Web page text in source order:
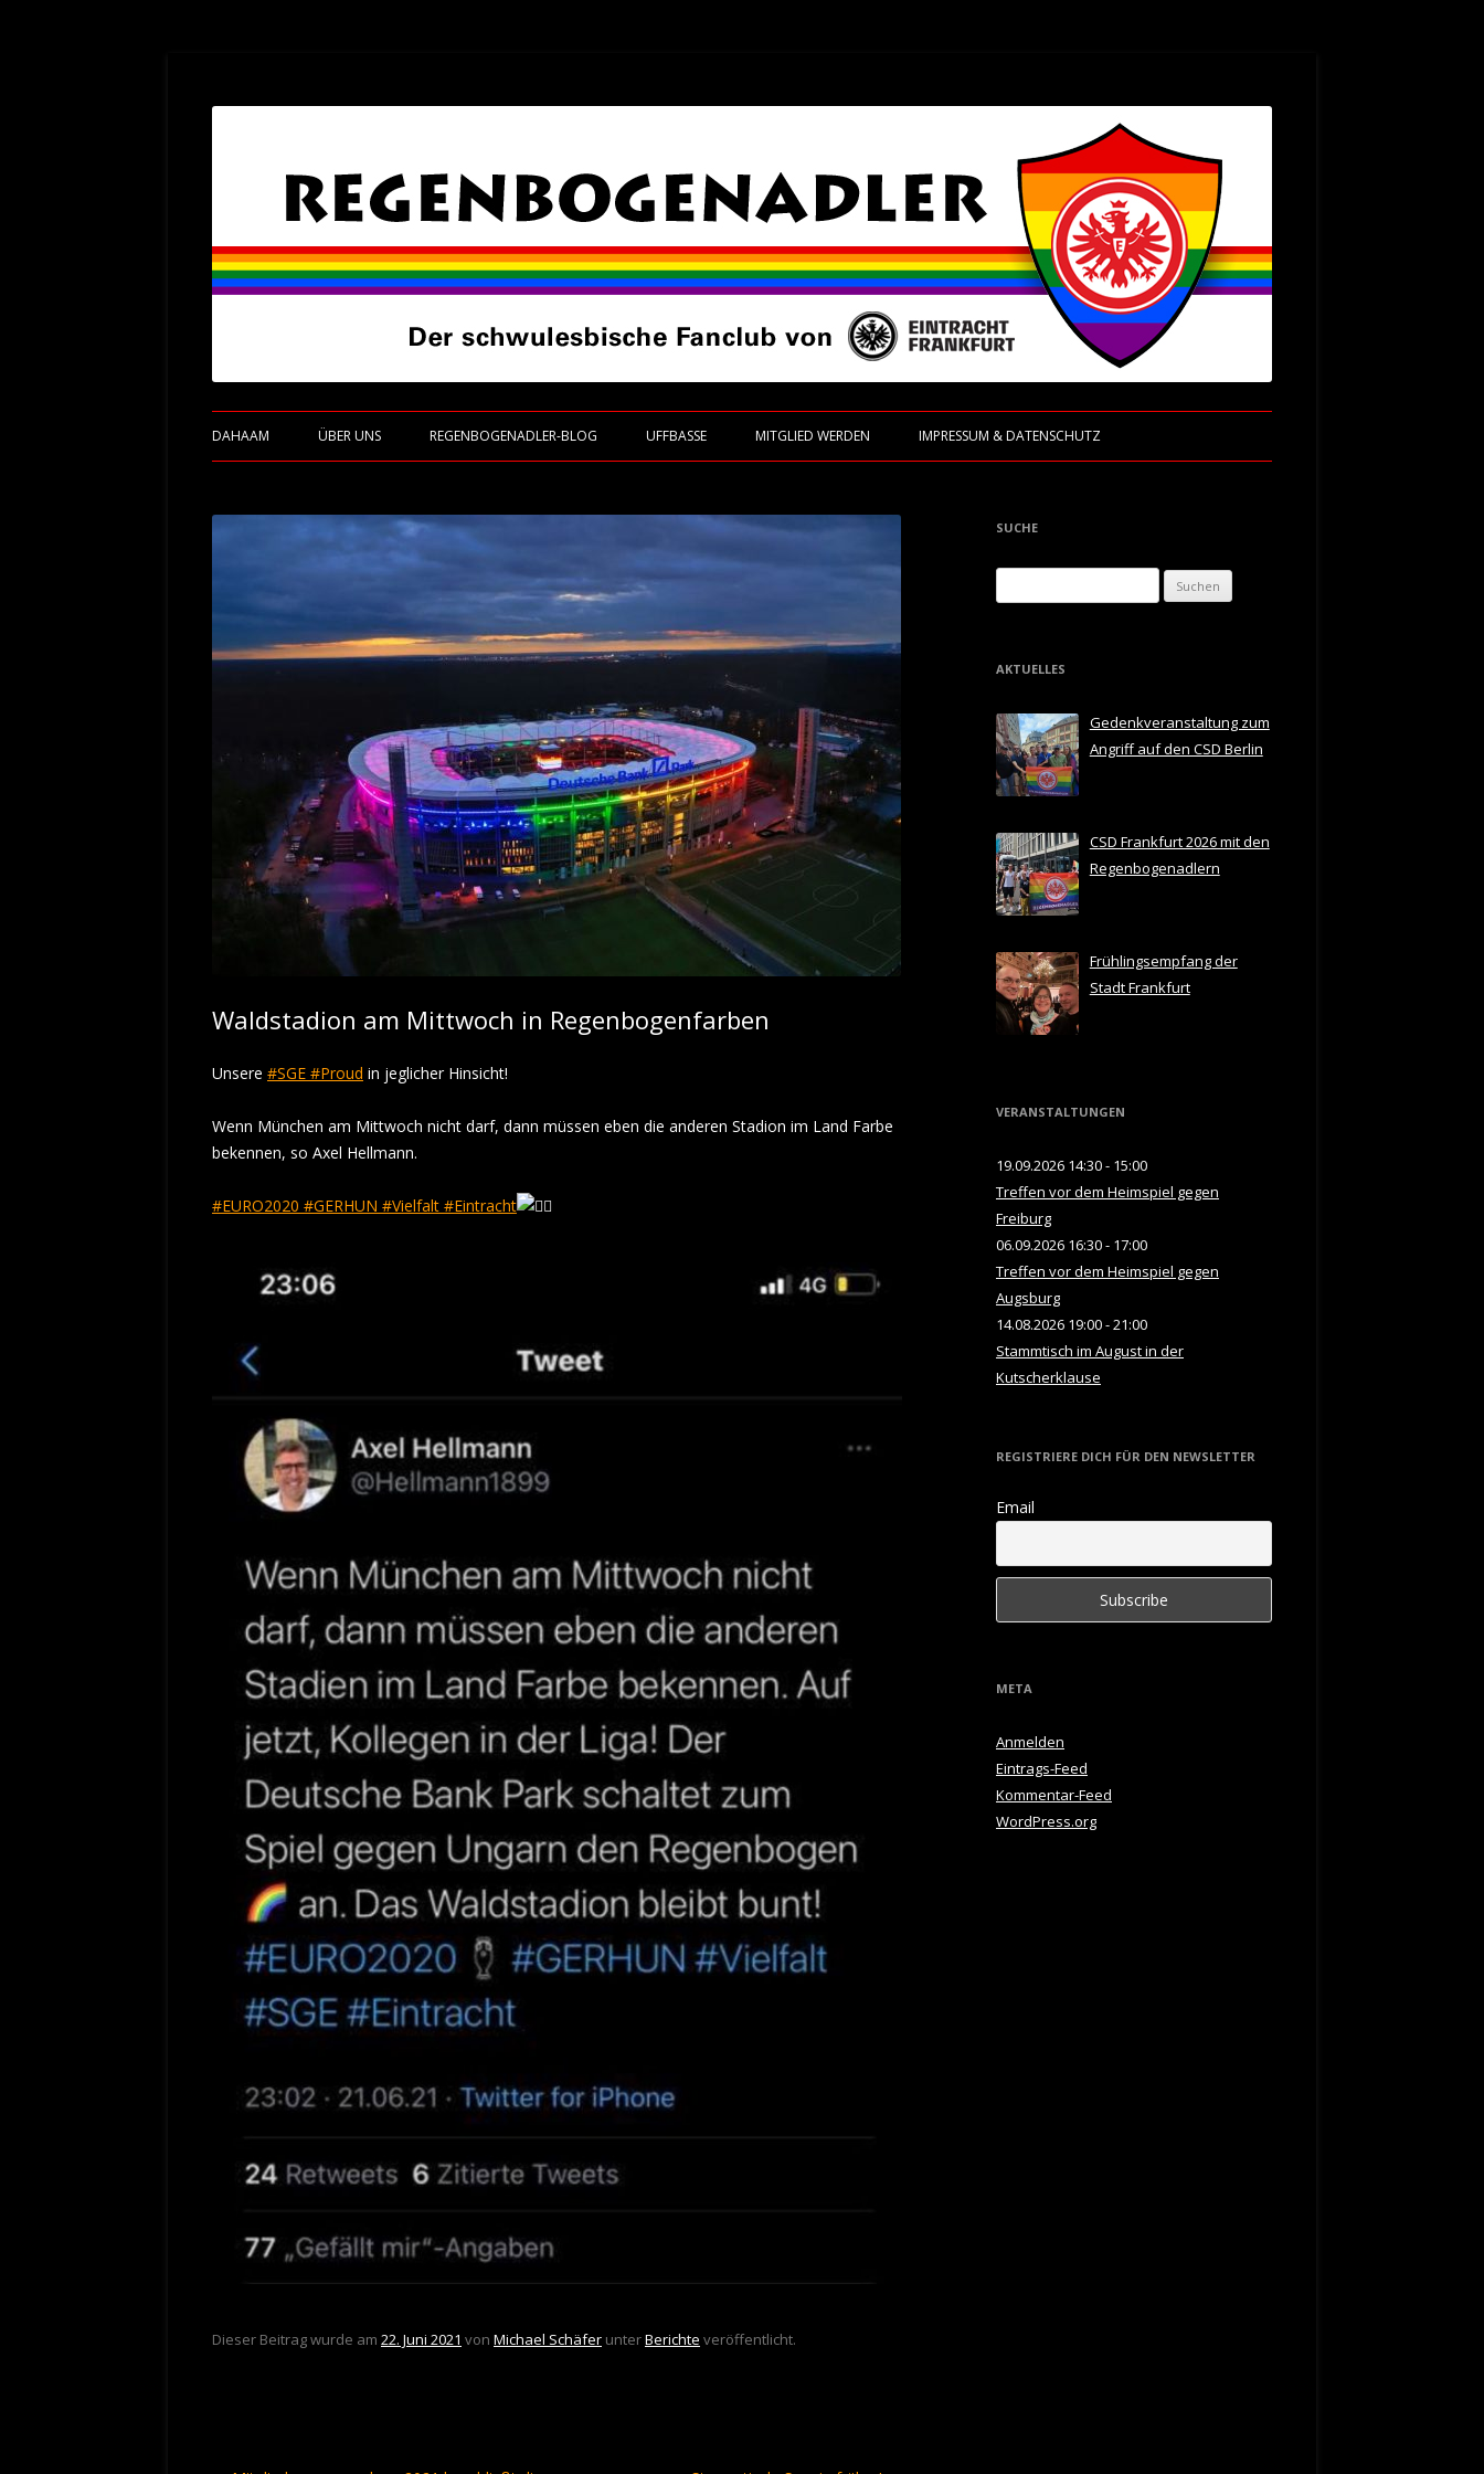
Regenbogenadler
Zum Inhalt springen
DAHAAM ÜBER UNS REGENBOGENADLER-BLOG UFFBASSE MITGLIED WERDEN IMPRESSUM & DATENSCHUTZ
Waldstadion am Mittwoch in Regenbogenfarben
Unsere #SGE #Proud in jeglicher Hinsicht!
Wenn München am Mittwoch nicht darf, dann müssen eben die anderen Stadion im Land Farbe
bekennen, so Axel Hellmann.
#EURO2020 #GERHUN #Vielfalt #Eintracht
Dieser Beitrag wurde am 22. Juni 2021 von Michael Schäfer unterBerichte veröffentlicht.
SUCHE
nach:
AKTUELLES
Gedenkveranstaltung zum
Angriff auf den CSD Berlin
CSD Frankfurt 2026 mit den
Regenbogenadlern
Frühlingsempfang der
Stadt Frankfurt
VERANSTALTUNGEN
19.09.2026 14:30 - 15:00
Treffen vor dem Heimspiel gegen
Freiburg
06.09.2026 16:30 - 17:00
Treffen vor dem Heimspiel gegen
Augsburg
14.08.2026 19:00 - 21:00
Stammtisch im August in der
Kutscherklause
REGISTRIERE DICH FÜR DEN NEWSLETTER
Email
META
Anmelden
Eintrags-Feed
Kommentar-Feed
WordPress.org